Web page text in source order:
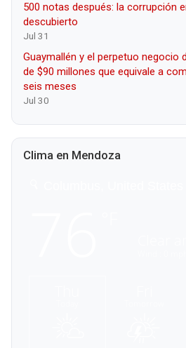
500 notas después: la corrupción
descubierto
Jul 31
Guaymallén y el perpetuo negocio
de $90 millones que equivale a
seis meses
Jul 30
Clima en Mendoza